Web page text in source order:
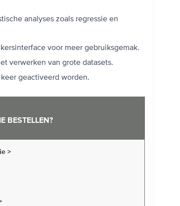
analyses zoals regressie en
voor meer gebruiksgemak.
verwerken van grote datasets.
geactiveerd worden.
BESTELLEN?
>